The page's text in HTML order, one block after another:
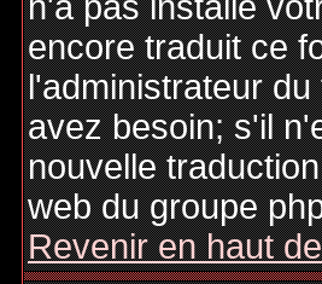
encore traduit ce
l'administrateur
avez besoin; s'il
nouvelle
web du groupe
Revenir en haut